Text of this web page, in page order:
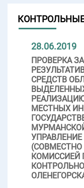
28.06.2019
ПРОВЕРКА
СРЕДСТВ
МЕСТНЫХ
КОМИССИЕЙ